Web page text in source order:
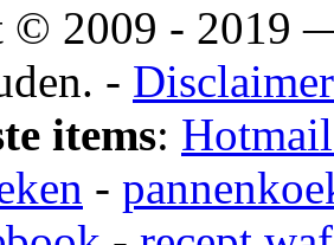
© 2009 - 2019
- Disclaimer
items:
-